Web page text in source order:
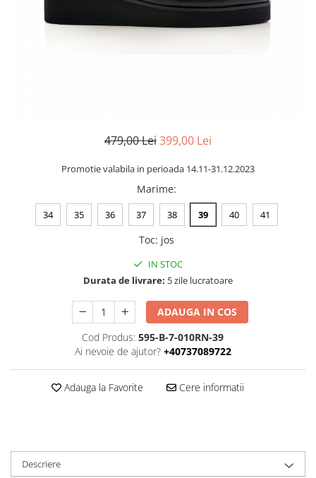
479,00 Lei399,00 Lei
Promotie valabila in perioada 14.11-31.12.2023
Marime:
34 35 36 37 38 39 40 41
Toc: jos
IN STOC
Durata de livrare: 5 zile lucratoare
ADAUGA IN COS
Cod Produs: 595-B-7-010RN-39
Ai nevoie de ajutor? +40737089722
Adauga la Favorite Cere informatii
Descriere